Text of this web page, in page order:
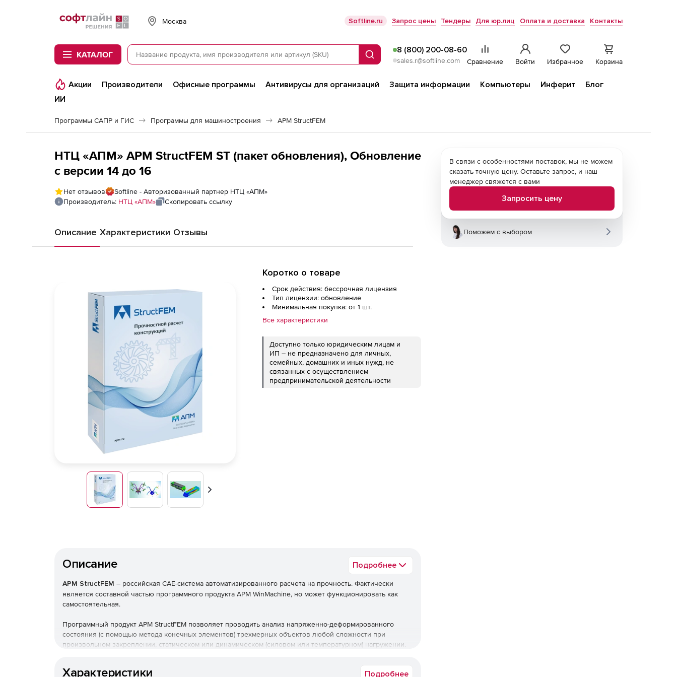
Softline
Москва Softline.ru Запрос цены Тендеры Для юр.лиц Оплата и доставка Контакты
КАТАЛОГ Поиск
8 (800) 200-08-60
sales.r@softline.com Сравнение Войти Избранное Корзина
Акции Производители Офисные программы Антивирусы для организаций Защита информации Компьютеры Инферит
Блог
ИИ
Программы САПР и ГИС Программы для машиностроения APM StructFEM
НТЦ «АПМ» APM StructFEM ST (пакет обновления), Обновление
с версии 14 до 16
Нет отзывов
Softline - Авторизованный партнер НТЦ «АПМ»
Производитель: НТЦ «АПМ» Скопировать ссылку
Описание Характеристики Отзывы
Вперед
Коротко о товаре
Срок действия: бессрочная лицензия
Тип лицензии: обновление
Минимальная покупка: от 1 шт.
Все характеристики
Доступно только юридическим лицам и
ИП – не предназначено для личных,
семейных, домашних и иных нужд, не
связанных с осуществлением
предпринимательской деятельности
Описание Подробнее
APM StructFEM – российская CAE-система автоматизированного расчета на прочность. Фактически
является составной частью программного продукта APM WinMachine, но может функционировать как
самостоятельная.
Программный продукт APM StructFEM позволяет проводить анализ напряженно-деформированного
состояния (с помощью метода конечных элементов) трехмерных объектов любой сложности при
произвольном закреплении, статическом или динамическом (силовом или температурном) нагружении.
использованием стержневых (балочных), пластинчатых и твердотельных конечных элементов. Конечно-
Характеристики Подробнее
В связи с особенностями поставок, мы не можем
сказать точную цену. Оставьте запрос, и наш
менеджер свяжется с вами
Запросить цену
Поможем с выбором